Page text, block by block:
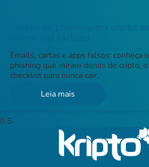
Emails, cartas e apps falsos: conheça
phishing que miram donos de cripto,
checklist para nunca cair.
Leia mais